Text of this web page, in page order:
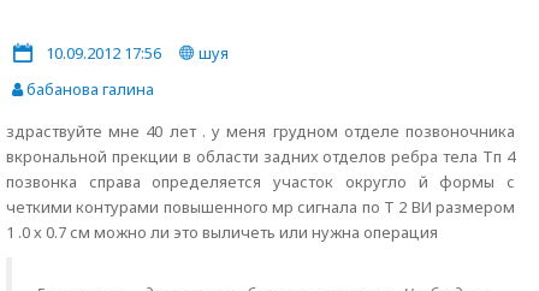
10.09.2012 17:56
шуя
бабанова галина
здраствуйте мне 40 лет . у меня грудном отделе позвоночника
вкрональной прекции в области задних отделов ребра тела Тп 4
позвонка справа определяется участок округло й формы с
четкими контурами повышенного мр сигнала по Т 2 ВИ размером
1 .0 х 0.7 см можно ли это выличеть или нужна операция